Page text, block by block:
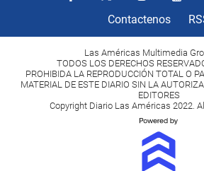
Contactenos
Las Américas Multimedia
TODOS LOS DERECHOS
PROHIBIDA LA REPRODUCCIÓN TOTAL O
MATERIAL DE ESTE DIARIO SIN LA
EDITORES
Copyright Diario Las Américas 2022.